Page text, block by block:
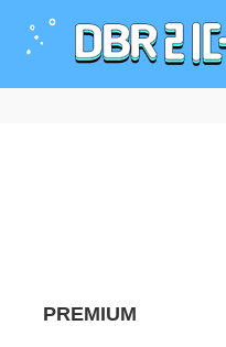
PREMIUM